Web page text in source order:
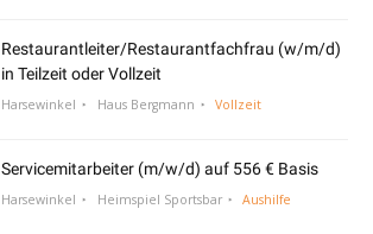
Restaurantleiter/Restaurantfachfrau (w/m/d)
in Teilzeit oder Vollzeit
Harsewinkel Haus Bergmann Vollzeit
Servicemitarbeiter (m/w/d) auf 556 € Basis
Harsewinkel Heimspiel Sportsbar Aushilfe